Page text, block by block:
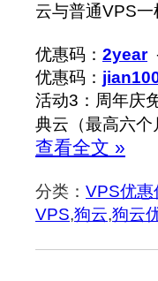
云与普通VPS
优惠码： 2year-
优惠码：
活动3：周年庆
典云（最高六
查看全文 »
分类： VPS优惠
VPS,狗云,狗云